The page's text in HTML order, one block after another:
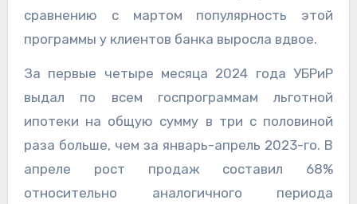
сравнению с мартом популярность этой
программы у клиентов банка выросла вдвое.
За первые четыре месяца 2024 года УБРиР
выдал по всем госпрограммам льготной
ипотеки на общую сумму в три с половиной
раза больше, чем за январь-апрель 2023-го. В
апреле рост продаж составил 68%
относительно аналогичного периода